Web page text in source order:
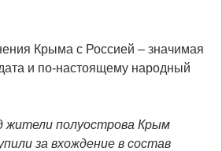
Крыма с Россией – значимая
и по-настоящему народный
жители полуострова Крым
за вхождение в состав